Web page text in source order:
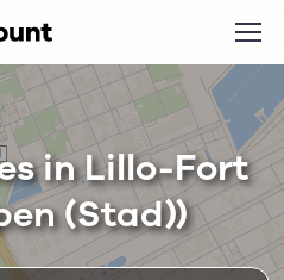
in Lillo-Fort
(Stad))